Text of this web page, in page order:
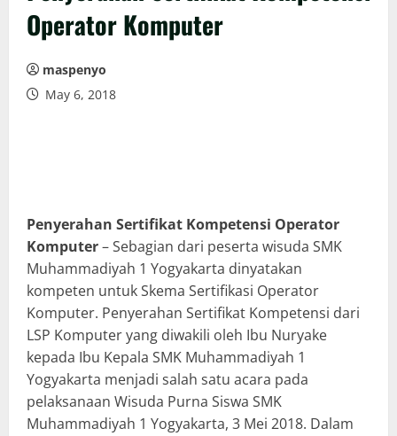
Operator Komputer
maspenyo
May 6, 2018
Penyerahan Sertifikat Kompetensi Operator
Komputer– Sebagian dari peserta wisuda SMK
Muhammadiyah 1 Yogyakarta dinyatakan
kompeten untuk Skema Sertifikasi Operator
Komputer. Penyerahan Sertifikat Kompetensi dari
LSP Komputer yang diwakili oleh Ibu Nuryake
kepada Ibu Kepala SMK Muhammadiyah 1
Yogyakarta menjadi salah satu acara pada
pelaksanaan Wisuda Purna Siswa SMK
Muhammadiyah 1 Yogyakarta, 3 Mei 2018. Dalam